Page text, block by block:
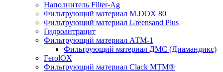
Наполнитель Filter-Ag
Фильтрующий материал M.DOX 80
Фильтрующий материал Greensand Plus
Гидроантрацит
Фильтрующий материал АТМ-1
Фильтрующий материал ДМС (Диамандикс)
FerolOX
Фильтрующий материал Clack MTM®